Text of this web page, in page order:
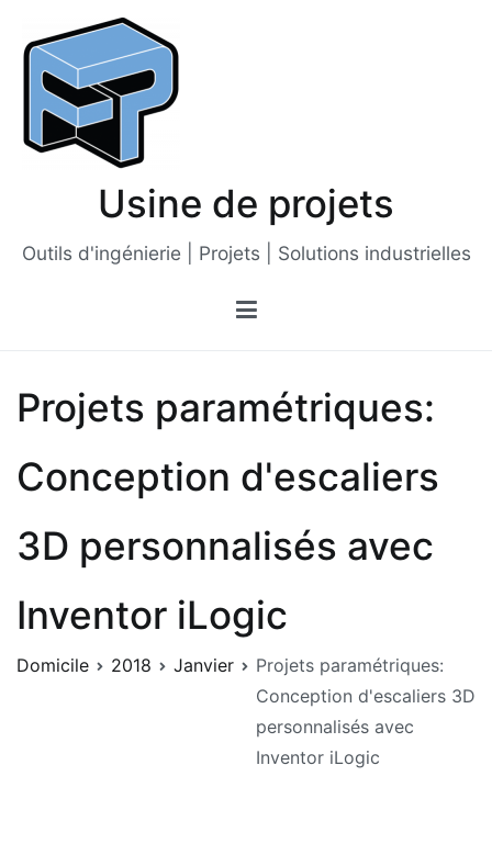
contenu
Usine de projets
Outils d'ingénierie | Projets | Solutions industrielles
Projets paramétriques:
Conception d'escaliers
3D personnalisés avec
Inventor iLogic
Domicile 2018 Janvier
Projets paramétriques:
Conception d'escaliers 3D
personnalisés avec
Inventor iLogic